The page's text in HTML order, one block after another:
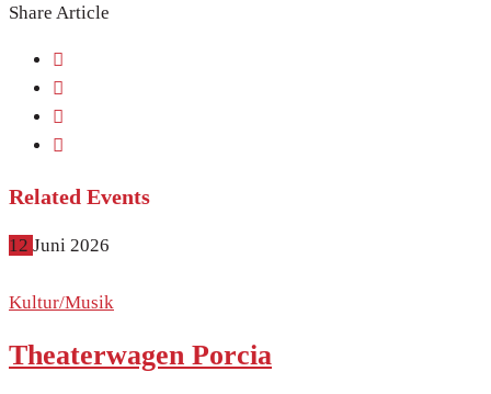
Share Article
Related Events
12 Juni 2026
Kultur/Musik
Theaterwagen Porcia